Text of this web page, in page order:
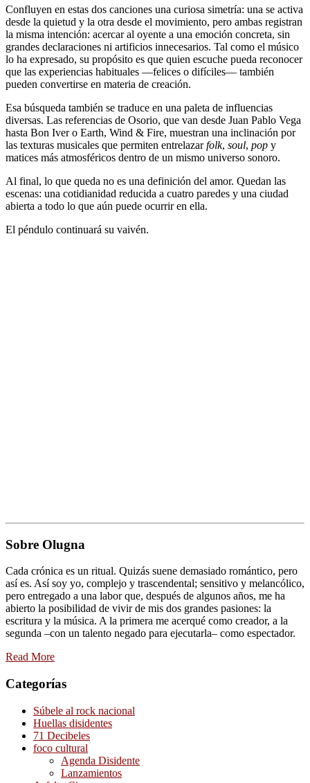
Confluyen en estas dos canciones una curiosa simetría: una se activa
desde la quietud y la otra desde el movimiento, pero ambas registran
la misma intención: acercar al oyente a una emoción concreta, sin
grandes declaraciones ni artificios innecesarios. Tal como el músico
lo ha expresado, su propósito es que quien escuche pueda reconocer
que las experiencias habituales —felices o difíciles— también
pueden convertirse en materia de creación.
Esa búsqueda también se traduce en una paleta de influencias
diversas. Las referencias de Osorio, que van desde Juan Pablo Vega
hasta Bon Iver o Earth, Wind & Fire, muestran una inclinación por
las texturas musicales que permiten entrelazarfolk, soul, pop y
matices más atmosféricos dentro de un mismo universo sonoro.
Al final, lo que queda no es una definición del amor. Quedan las
escenas: una cotidianidad reducida a cuatro paredes y una ciudad
abierta a todo lo que aún puede ocurrir en ella.
El péndulo continuará su vaivén.
Sobre Olugna
Cada crónica es un ritual. Quizás suene demasiado romántico, pero
así es. Así soy yo, complejo y trascendental; sensitivo y melancólico,
pero entregado a una labor que, después de algunos años, me ha
abierto la posibilidad de vivir de mis dos grandes pasiones: la
escritura y la música. A la primera me acerqué como creador, a la
segunda –con un talento negado para ejecutarla– como espectador.
Read More
Categorías
Súbele al rock nacional
Huellas disidentes
71 Decibeles
foco cultural
Agenda Disidente
Lanzamientos